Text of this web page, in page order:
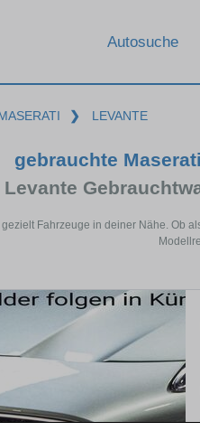
Autosuche
❯ LEVANTE
gebrauchte
Levante
Fahrzeuge in deiner Nähe. Ob